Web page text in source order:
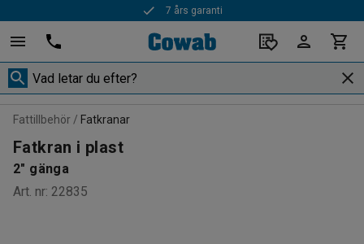
7 års garanti
Fattillbehör Fatkranar
Fatkran i plast
2" gänga
Art. nr: 22835